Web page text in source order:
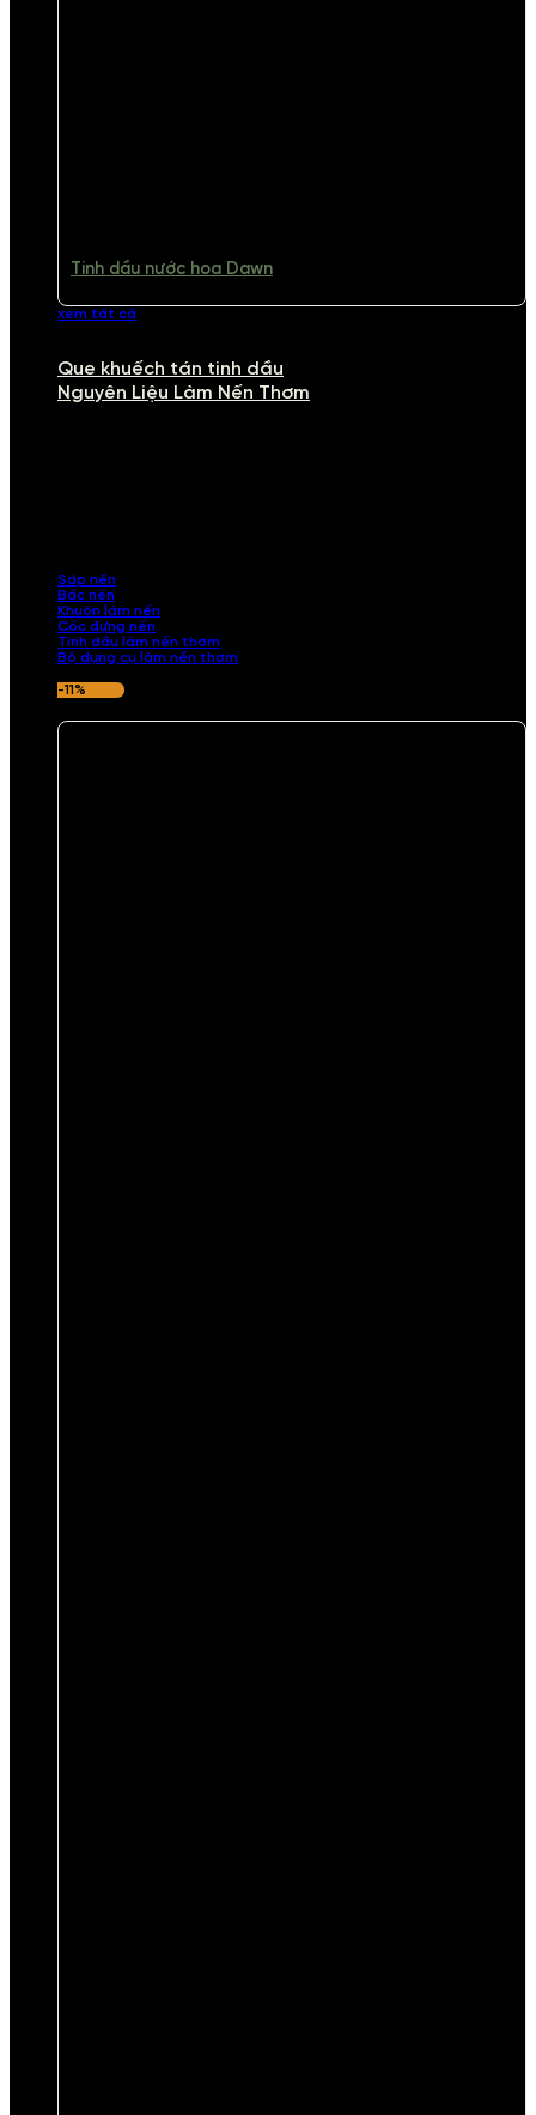
Tinh dầu nước hoa Dawn
xem tất cả
Que khuếch tán tinh dầu
Nguyên Liệu Làm Nến Thơm
Sáp nến
Bấc nến
Khuôn làm nến
Cốc đựng nến
Tinh dầu làm nến thơm
Bộ dụng cụ làm nến thơm
-11%